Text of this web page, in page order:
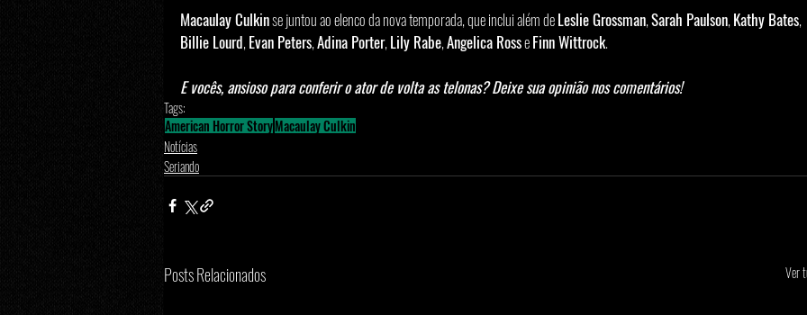
Macaulay Culkin se juntou ao elenco da nova temporada, que inclui além de Leslie Grossman, Sarah Paulson, Kathy Bates,
Billie Lourd, Evan Peters, Adina Porter, Lily Rabe, Angelica Ross e Finn Wittrock.
E vocês, ansioso para conferir o ator de volta as telonas? Deixe sua opinião nos comentários!
Tags:
American Horror StoryMacaulay Culkin
Notícias
Seriando
Posts Relacionados Ver